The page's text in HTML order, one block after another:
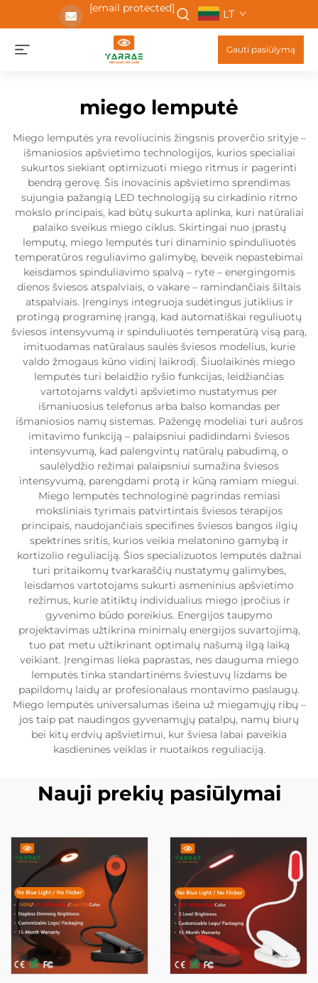
[email protected] LT
Gauti pasiūlymą
miego lemputė
Miego lemputės yra revoliucinis žingsnis proverčio srityje –
išmaniosios apšvietimo technologijos, kurios specialiai
sukurtos siekiant optimizuoti miego ritmus ir pagerinti
bendrą gerovę. Šis inovacinis apšvietimo sprendimas
sujungia pažangią LED technologiją su cirkadinio ritmo
mokslo principais, kad būtų sukurta aplinka, kuri natūraliai
palaiko sveikus miego ciklus. Skirtingai nuo įprastų
lemputų, miego lemputės turi dinaminio spinduliuotės
temperatūros reguliavimo galimybę, beveik nepastebimai
keisdamos spinduliavimo spalvą – ryte – energingomis
dienos šviesos atspalviais, o vakare – ramindančiais šiltais
atspalviais. Įrenginys integruoja sudėtingus jutiklius ir
protingą programinę įrangą, kad automatiškai reguliuotų
šviesos intensyvumą ir spinduliuotės temperatūrą visą parą,
imituodamas natūralaus saulės šviesos modelius, kurie
valdo žmogaus kūno vidinį laikrodį. Šiuolaikinės miego
lemputės turi belaidžio ryšio funkcijas, leidžiančias
vartotojams valdyti apšvietimo nustatymus per
išmaniuosius telefonus arba balso komandas per
išmaniosios namų sistemas. Pažengę modeliai turi aušros
imitavimo funkciją – palaipsniui padidindami šviesos
intensyvumą, kad palengvintų natūralų pabudimą, o
saulėlydžio režimai palaipsniui sumažina šviesos
intensyvumą, parengdami protą ir kūną ramiam miegui.
Miego lemputės technologinė pagrindas remiasi
moksliniais tyrimais patvirtintais šviesos terapijos
principais, naudojančiais specifines šviesos bangos ilgių
spektrines sritis, kurios veikia melatonino gamybą ir
kortizolio reguliaciją. Šios specializuotos lemputės dažnai
turi pritaikomų tvarkaraščių nustatymų galimybes,
leisdamos vartotojams sukurti asmeninius apšvietimo
režimus, kurie atitiktų individualius miego įpročius ir
gyvenimo būdo poreikius. Energijos taupymo
projektavimas užtikrina minimalų energijos suvartojimą,
tuo pat metu užtikrinant optimalų našumą ilgą laiką
veikiant. Įrengimas lieka paprastas, nes dauguma miego
lemputės tinka standartinėms šviestuvų lizdams be
papildomų laidų ar profesionalaus montavimo paslaugų.
Miego lemputės universalumas išeina už miegamųjų ribų –
jos taip pat naudingos gyvenamųjų patalpų, namų biurų
bei kitų erdvių apšvietimui, kur šviesa labai paveikia
kasdienines veiklas ir nuotaikos reguliaciją.
Nauji prekių pasiūlymai